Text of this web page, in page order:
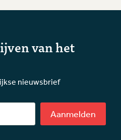
van het
nieuwsbrief
Aanmelden